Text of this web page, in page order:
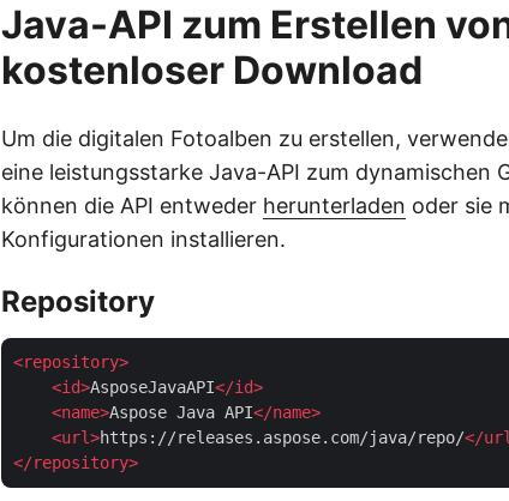
Java-API zum Erstellen
kostenloser Download
Um die digitalen Fotoalben zu erstellen,
eine leistungsstarke Java-API zum dynamischen
können die API entweder herunterladen oder sie
Konfigurationen installieren.
Repository
<repository>
<id>AsposeJavaAPI</id>
<name>Aspose Java API</name>
<url>https://releases.aspose.com/java/repo/</url
</repository>